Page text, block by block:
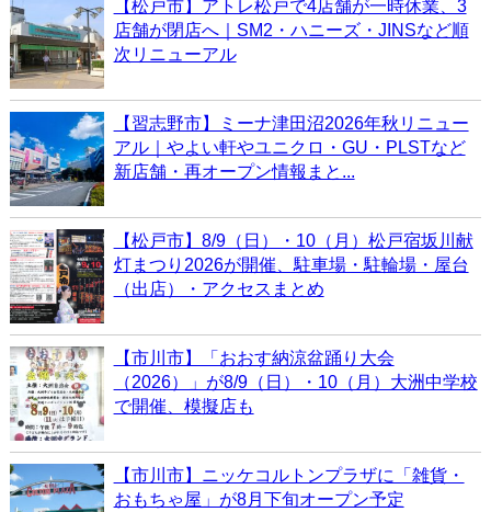
【松戸市】アトレ松戸で4店舗が一時休業、3
店舗が閉店へ｜SM2・ハニーズ・JINSなど順
次リニューアル
【習志野市】ミーナ津田沼2026年秋リニュー
アル｜やよい軒やユニクロ・GU・PLSTなど
新店舗・再オープン情報まと...
【松戸市】8/9（日）・10（月）松戸宿坂川献
灯まつり2026が開催、駐車場・駐輪場・屋台
（出店）・アクセスまとめ
【市川市】「おおす納涼盆踊り大会
（2026）」が8/9（日）・10（月）大洲中学校
で開催、模擬店も
【市川市】ニッケコルトンプラザに「雑貨・
おもちゃ屋」が8月下旬オープン予定